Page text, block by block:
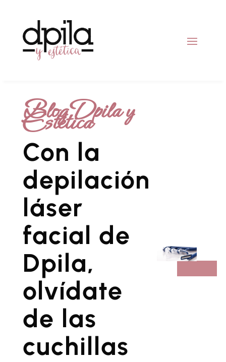
Blog Dpila y
Estética
Con la
depilación
láser
facial de
Dpila,
olvídate
de las
cuchillas